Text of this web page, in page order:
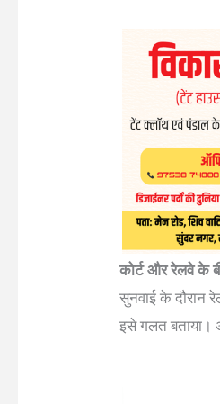
कोर्ट और रेलवे के
सुनवाई के दौरान
इसे गलत बताया।